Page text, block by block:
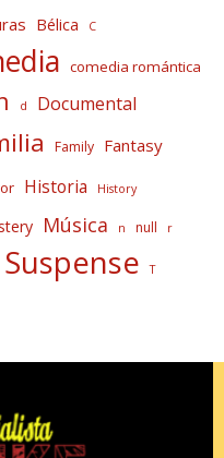
Bélica C
comedia romántica
d Documental
Family Fantasy
Historia History
Música n null r
Suspense T